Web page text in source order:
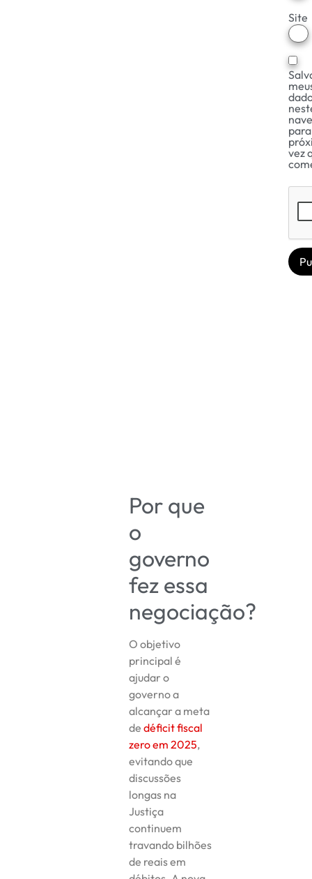
Por que
o
governo
fez essa
negociação?
O objetivo
principal é
ajudar o
governo a
alcançar a meta
de déficit fiscal
zero em 2025,
evitando que
discussões
longas na
Justiça
continuem
travando bilhões
de reais em
Site
vez